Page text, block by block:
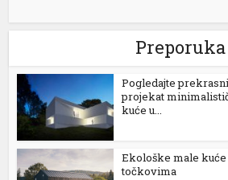
Preporuka
Pogledajte prekrasni
projekat
kuće u...
Ekološke male kuće
točkovima